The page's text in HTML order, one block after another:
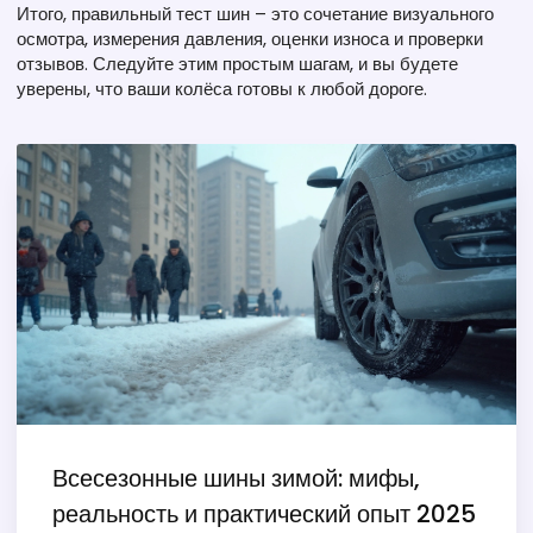
Итого, правильный тест шин – это сочетание визуального
осмотра, измерения давления, оценки износа и проверки
отзывов. Следуйте этим простым шагам, и вы будете
уверены, что ваши колёса готовы к любой дороге.
Всесезонные шины зимой: мифы,
реальность и практический опыт 2025